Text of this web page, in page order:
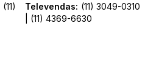
(11)
Televendas: (11) 3049-0310
| (11) 4369-6630